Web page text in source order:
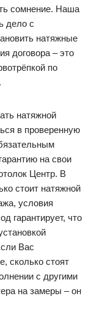
сомнение. Наша
дело с
натяжные
договора – это
по
натяжной
в проверенную
на свои
Центр. В
стоит натяжной
условия
гарантирует, что
Вас
сколько стоят
с другими
на замеры – он